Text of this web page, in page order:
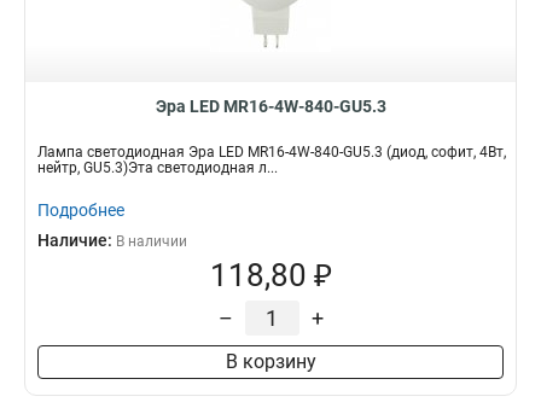
Эра LED MR16-4W-840-GU5.3
Лампа светодиодная Эра LED MR16-4W-840-GU5.3 (диод, софит, 4Вт,
нейтр, GU5.3)Эта светодиодная л...
Подробнее
Наличие: В наличии
118,80 ₽
– +
В корзину